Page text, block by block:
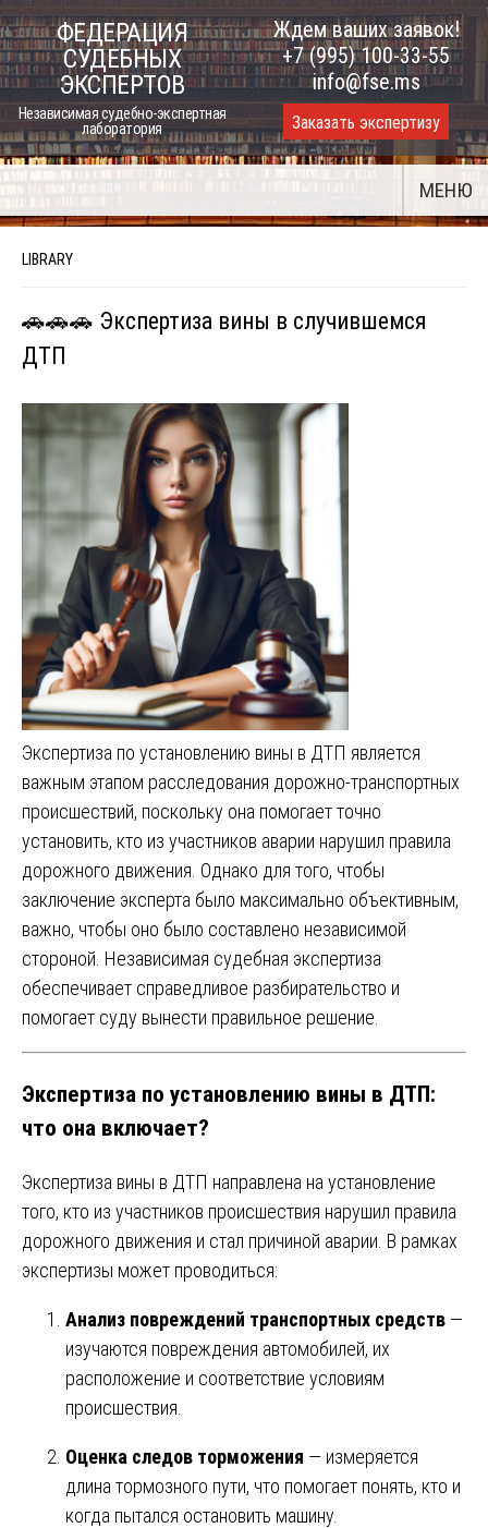
Skip
to
content
ФЕДЕРАЦИЯ
СУДЕБНЫХ
ЭКСПЕРТОВ
Независимая судебно-экспертная
лаборатория
Ждем ваших заявок!
+7 (995) 100-33-55
info@fse.ms
Заказать экспертизу
МЕНЮ
LIBRARY
🚗🚗🚗 Экспертиза вины в случившемся
ДТП
Экспертиза по установлению вины в ДТП является
важным этапом расследования дорожно-транспортных
происшествий, поскольку она помогает точно
установить, кто из участников аварии нарушил правила
дорожного движения. Однако для того, чтобы
заключение эксперта было максимально объективным,
важно, чтобы оно было составлено независимой
стороной. Независимая судебная экспертиза
обеспечивает справедливое разбирательство и
помогает суду вынести правильное решение.
Экспертиза по установлению вины в ДТП:
что она включает?
Экспертиза вины в ДТП направлена на установление
того, кто из участников происшествия нарушил правила
дорожного движения и стал причиной аварии. В рамках
экспертизы может проводиться:
Анализ повреждений транспортных средств —
изучаются повреждения автомобилей, их
расположение и соответствие условиям
происшествия.
Оценка следов торможения — измеряется
длина тормозного пути, что помогает понять, кто и
когда пытался остановить машину.